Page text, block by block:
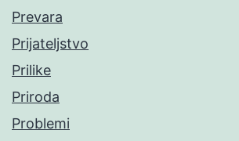
Prevara
Prijateljstvo
Prilike
Priroda
Problemi